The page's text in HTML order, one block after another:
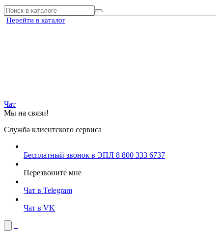
Перейти в каталог
Чат
Мы на связи!
Служба клиентского сервиса
Бесплатный звонок в ЭПЛ 8 800 333 6737
Перезвоните мне
Чат в Telegram
Чат в VK